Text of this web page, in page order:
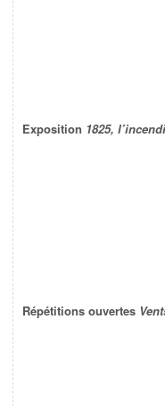
Exposition 1825,
Répétitions ouvertes